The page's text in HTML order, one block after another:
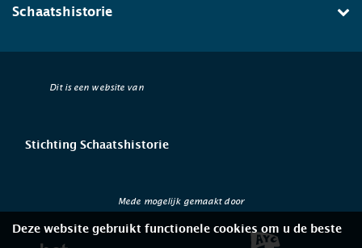
Schaatshistorie
Dit is een website van
Stichting Schaatshistorie
Mede mogelijk gemaakt door
Deze website gebruikt functionele cookies om u de beste